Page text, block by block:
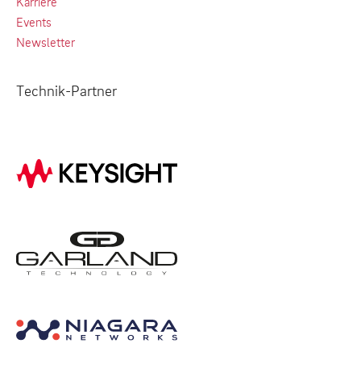
Events
Newsletter
Technik-Partner